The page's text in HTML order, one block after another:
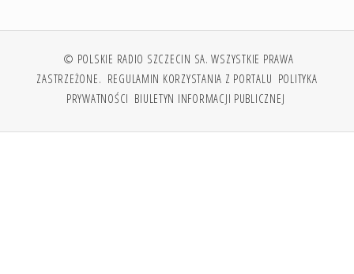
© POLSKIE RADIO SZCZECIN SA. WSZYSTKIE PRAWA
ZASTRZEŻONE. REGULAMIN KORZYSTANIA Z PORTALU POLITYKA
PRYWATNOŚCI BIULETYN INFORMACJI PUBLICZNEJ